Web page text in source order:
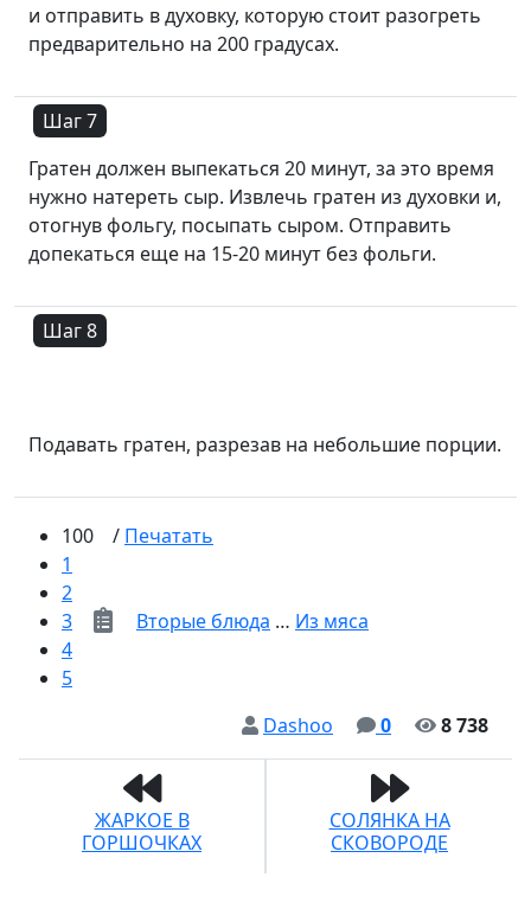
и отправить в духовку, которую стоит разогреть
предварительно на 200 градусах.
Шаг 7
Гратен должен выпекаться 20 минут, за это время
нужно натереть сыр. Извлечь гратен из духовки и,
отогнув фольгу, посыпать сыром. Отправить
допекаться еще на 15-20 минут без фольги.
Шаг 8
Подавать гратен, разрезав на небольшие порции.
100
1
2
3
4
5
Dashoo
0 8 738
/ Печатать
Вторые блюда … Из мяса
ЖАРКОЕ В
ГОРШОЧКАХ
СОЛЯНКА НА
СКОВОРОДЕ